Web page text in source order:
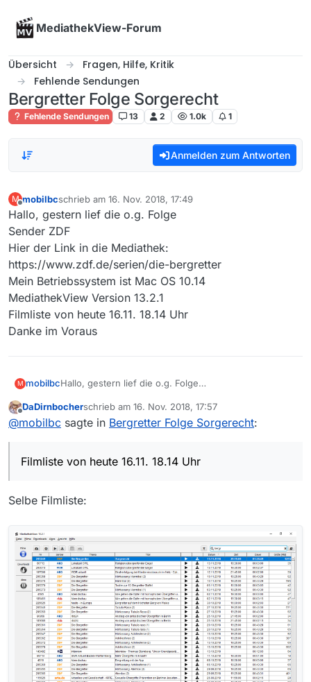
MediathekView-Forum
Übersicht
Fragen, Hilfe, Kritik
Fehlende Sendungen
Bergretter Folge Sorgerecht
Fehlende Sendungen 13 2 1.0k 1
Anmelden zum Antworten
M
Offline
mobilbcschrieb am 16. Nov. 2018, 17:49
zuletzt editiert von
Hallo, gestern lief die o.g. Folge
Sender ZDF
Hier der Link in die Mediathek:
https://www.zdf.de/serien/die-bergretter
Mein Betriebssystem ist Mac OS 10.14
MediathekView Version 13.2.1
Filmliste von heute 16.11. 18.14 Uhr
Danke im Voraus
M mobilbcHallo, gestern lief die o.g. Folge
Hier der Link in die Mediathek:
https://www.zdf.de/serien/die-bergretter
Filmliste von heute 16.11. 18.14 Uhr
Offline
DaDirnbocherschrieb am 16. Nov. 2018, 17:57
zuletzt editiert von
@mobilbc sagte in Bergretter Folge Sorgerecht:
Filmliste von heute 16.11. 18.14 Uhr
Selbe Filmliste: